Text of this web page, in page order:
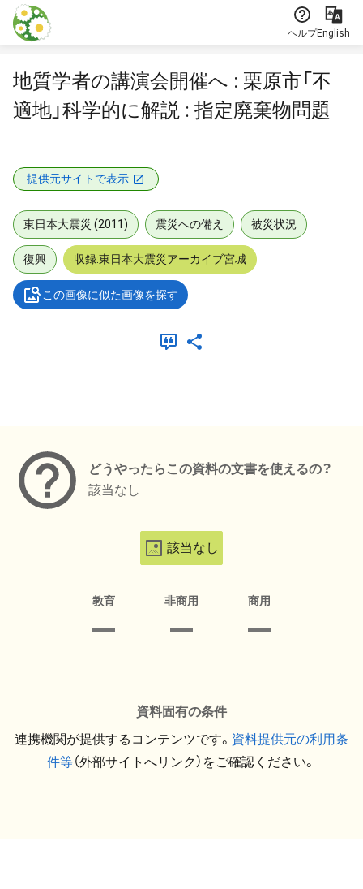
本文に飛ぶ
ヘルプEnglish
地質学者の講演会開催へ : 栗原市「不
適地」科学的に解説 : 指定廃棄物問題
提供元サイトで表示
東日本大震災 (2011) 震災への備え 被災状況
復興 収録:東日本大震災アーカイブ宮城
この画像に似た画像を探す
どうやったらこの資料の文書を使えるの？
該当なし
該当なし
教育 非商用 商用
資料固有の条件
連携機関が提供するコンテンツです。 資料提供元の利用条
件等（外部サイトへリンク）をご確認ください。